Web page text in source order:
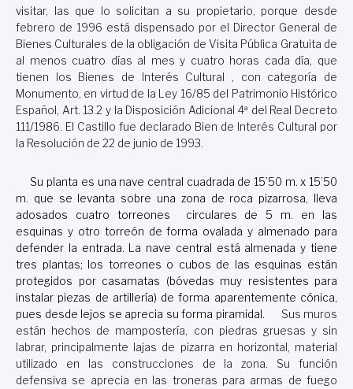
visitar, las que lo solicitan a su propietario, porque desde
febrero de 1996 está dispensado por el Director General de
Bienes Culturales de la obligación de Visita Pública Gratuita de
al menos cuatro días al mes y cuatro horas cada día, que
tienen los Bienes de Interés Cultural , con categoría de
Monumento, en virtud de la Ley 16/85 del Patrimonio Histórico
Español, Art. 13.2 y la Disposición Adicional 4ª del Real Decreto
111/1986. El Castillo fue declarado Bien de Interés Cultural por
la Resolución de 22 de junio de 1993.
Su planta es una nave central cuadrada de 15’50 m. x 15’50
m. que se levanta sobre una zona de roca pizarrosa, lleva
adosados cuatro torreones circulares de 5 m. en las
esquinas y otro torreón de forma ovalada y almenado para
defender la entrada. La nave central está almenada y tiene
tres plantas; los torreones o cubos de las esquinas están
protegidos por casamatas (bóvedas muy resistentes para
instalar piezas de artillería) de forma aparentemente cónica,
pues desde lejos se aprecia su forma piramidal.
Sus muros
están hechos de mampostería, con piedras gruesas y sin
labrar, principalmente lajas de pizarra en horizontal, material
utilizado en las construcciones de la zona. Su función
defensiva se aprecia en las troneras para armas de fuego